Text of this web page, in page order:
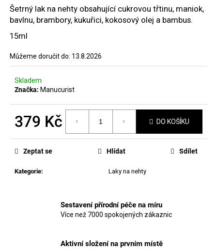
hvězdiček.
Šetrný lak na nehty obsahující cukrovou třtinu, maniok,
bavlnu, brambory, kukuřici, kokosový olej a bambus.
15ml
Můžeme doručit do: 13.8.2026
Skladem
Značka: Manucurist
379 Kč DO KOŠÍKU
Kategorie: Laky na nehty
Zeptat se Hlídat Sdílet
Sestavení přírodní péče na míru
Více než 7000 spokojených zákaznic
Aktivní složení na prvním místě
u
j
e
e
MANUCURIST
ACTIVE
GLAZED
459
Kč